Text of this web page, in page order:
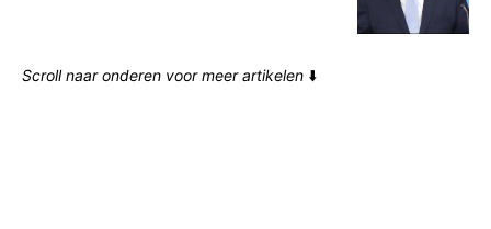
Scroll naar onderen voor meer artikelen ⬇️